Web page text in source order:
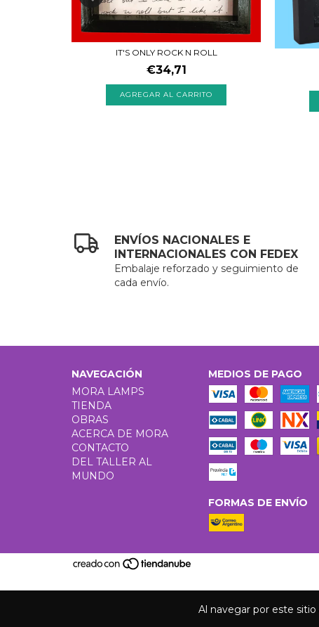
Al navegar por este sitio
IT'S ONLY ROCK N ROLL
€34,71
ENVÍOS NACIONALES E
INTERNACIONALES CON FEDEX
Embalaje reforzado y seguimiento de
cada envío.
NAVEGACIÓN
MORA LAMPS
TIENDA
OBRAS
ACERCA DE MORA
CONTACTO
DEL TALLER AL
MUNDO
MEDIOS DE PAGO
FORMAS DE ENVÍO